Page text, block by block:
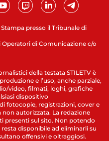
presso il Tribunale di
di Comunicazione c/o
della testata STILETV è
e l’uso, anche parziale,
video, filmati, loghi, grafiche
dispositivo
fotocopie, registrazioni, cover e
autorizzata. La redazione
presenti sul sito. Non potendo
disponibile ad eliminarli su
offensivi e oltraggiosi.